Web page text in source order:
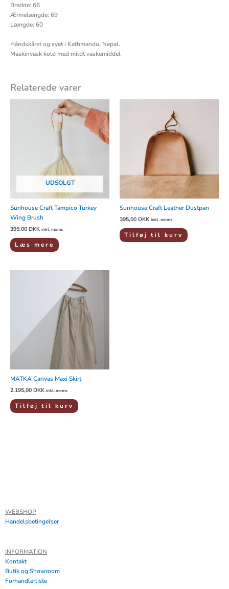
Bredde: 66
Ærmelængde: 69
Længde: 60
Håndskåret og syet i Kathmandu, Nepal.
Maskinvask kold med mildt vaskemiddel
Relaterede varer
UDSOLGT
Sunhouse Craft Tampico Turkey
Wing Brush
395,00 DKK inkl. moms
Læs mere
Sunhouse Craft Leather Dustpan
395,00 DKK inkl. moms
Tilføj til kurv
MATKA Canvas Maxi Skirt
2.195,00 DKK inkl. moms
Tilføj til kurv
WEBSHOP
Handelsbetingelser
INFORMATION
Kontakt
Butik og Showroom
Forhandlerliste